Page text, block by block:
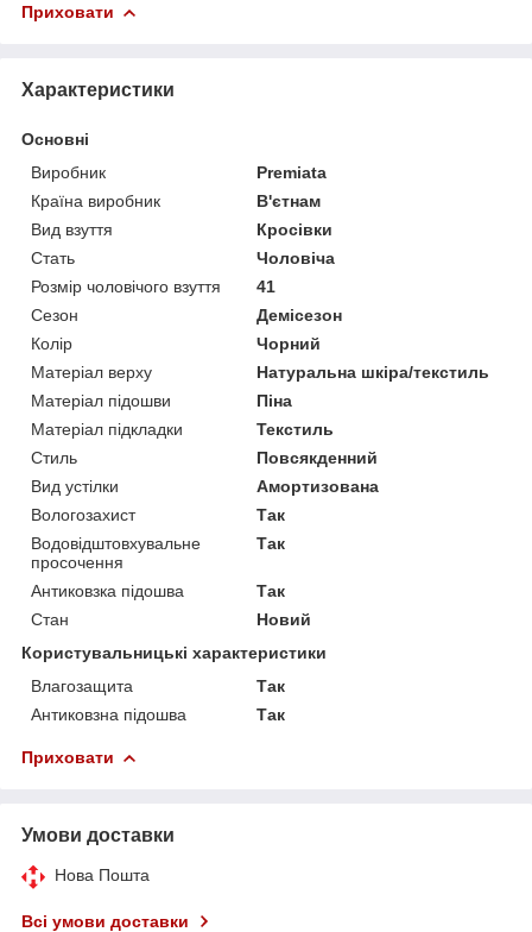
Приховати
Характеристики
Основні
Виробник
Premiata
Країна виробник
В'єтнам
Вид взуття
Кросівки
Стать
Чоловіча
Розмір чоловічого взуття
41
Сезон
Демісезон
Колір
Чорний
Матеріал верху
Натуральна шкіра/текстиль
Матеріал підошви
Піна
Матеріал підкладки
Текстиль
Стиль
Повсякденний
Вид устілки
Амортизована
Вологозахист
Так
Водовідштовхувальне
просочення
Так
Антиковзка підошва
Так
Стан
Новий
Користувальницькі характеристики
Влагозащита
Так
Антиковзна підошва
Так
Приховати
Умови доставки
Нова Пошта
Всі умови доставки